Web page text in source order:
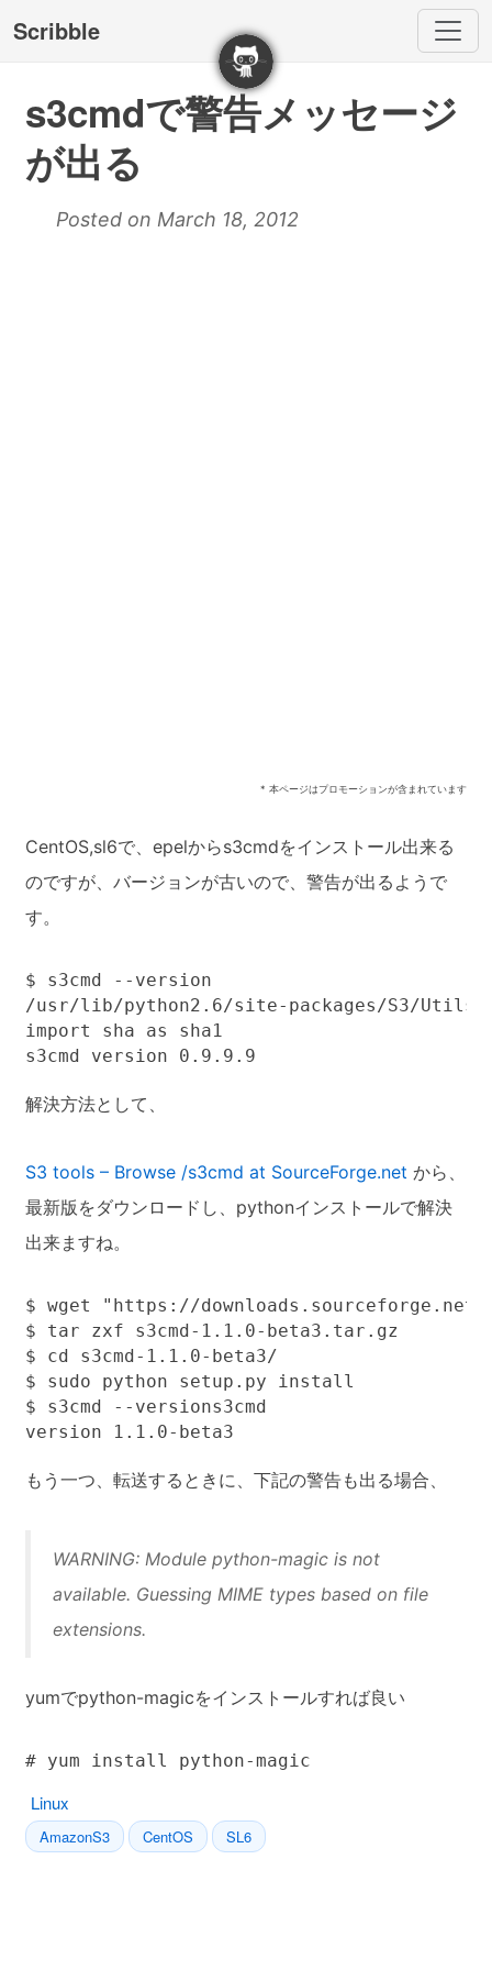
Scribble
s3cmdで警告メッセージ
が出る
Posted on March 18, 2012
* 本ページはプロモーションが含まれています
CentOS,sl6で、epelからs3cmdをインストール出来る
のですが、バージョンが古いので、警告が出るようで
す。
$ s3cmd --version
/usr/lib/python2.6/site-packages/S3/
import sha as sha1
解決方法として、
S3 tools – Browse /s3cmd at SourceForge.net から、
最新版をダウンロードし、pythonインストールで解決
出来ますね。
$ wget "https://downloads.sourceforge.net/
$ tar zxf s3cmd-1.1.0-beta3.tar.gz
$ cd s3cmd-1.1.0-beta3/
$ sudo python setup.py install
$ s3cmd --versions3cmd
もう一つ、転送するときに、下記の警告も出る場合、
WARNING: Module python-magic is not
available. Guessing MIME types based on file
extensions.
yumでpython-magicをインストールすれば良い
Linux
AmazonS3 CentOS SL6